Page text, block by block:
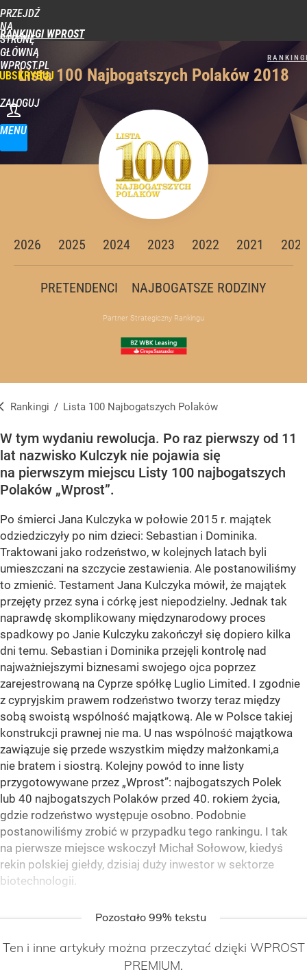
PRZEJDŹ
NA
STRONĘ
GŁÓWNĄ
WPROST.PL
RANKINGI WPROST
ZALOGUJ
MENU
Lista 100 Najbogatszych Polaków 2018
2026 2025 2024 2023 2022 2021
PRETENDENCI NAJBOGATSZE RODZINY
Partner Strategiczny Rankingu
Rankingi / Lista 100 Najbogatszych Polaków
Lista 100 Najbogatszych Polaków
W tym wydaniu rewolucja. Po raz pierwszy od 11
lat nazwisko Kulczyk nie pojawia się
na pierwszym miejscu Listy 100 najbogatszych
Polaków „Wprost”.
Po śmierci Jana Kulczyka w połowie 2015 r. majątek
odziedziczyły po nim dzieci: Sebastian i Dominika.
Traktowani jako rodzeństwo, w kolejnych latach byli
umieszczani na szczycie zestawienia. Ale postanowiliśmy
to zmienić. Testament Jana Kulczyka mówił, że majątek
przejęty przez syna i córkę jest niepodzielny. Jednak tak
naprawdę skomplikowany międzynarodowy proces
spadkowy po Janie Kulczyku zakończył się dopiero kilka
dni temu. Sebastian i Dominika przejęli kontrolę nad
najważniejszymi biznesami swojego ojca poprzez
zarejestrowaną na Cyprze spółkę Luglio Limited. I zgodnie
z cypryjskim prawem rodzeństwo tworzy teraz między
sobą swoistą wspólność majątkową. Ale w Polsce takiej
konstrukcji prawnej nie ma. U nas wspólność majątkowa
zawiązuje się przede wszystkim między małżonkami,a
nie bratem i siostrą. Kolejny powód to inne listy
przygotowywane przez „Wprost”: najbogatszych Polek
lub 40 najbogatszych Polaków przed 40. rokiem życia,
gdzie rodzeństwo występuje osobno. Podobnie
postanowiliśmy zrobić w przypadku tego rankingu. I tak
na pierwsze miejsce wskoczył Michał Sołowow, kiedyś
rekin polskiej giełdy, dzisiaj duży inwestor w sektorze
biotechnologii.
Pozostało 99% tekstu
Ten i inne artykuły można przeczytać dzięki WPROST
PREMIUM.